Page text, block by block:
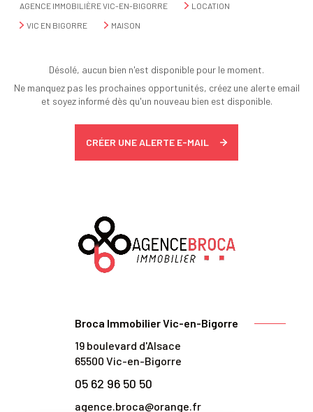
AGENCE IMMOBILIÈRE VIC-EN-BIGORRE
LOCATION
VIC EN BIGORRE
MAISON
Désolé, aucun bien n'est disponible pour le moment.
Ne manquez pas les prochaines opportunités, créez une alerte email
et soyez informé dès qu'un nouveau bien est disponible.
CRÉER UNE ALERTE E-MAIL
Broca Immobilier Vic-en-Bigorre
19 boulevard d'Alsace
65500 Vic-en-Bigorre
05 62 96 50 50
agence.broca@orange.fr